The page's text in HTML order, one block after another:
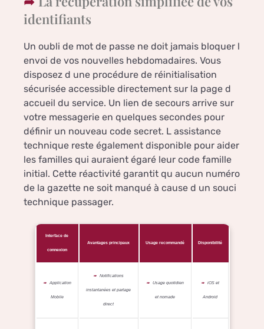
identifiants
Un oubli de mot de passe ne doit jamais bloquer l
envoi de vos nouvelles hebdomadaires. Vous
disposez d une procédure de réinitialisation
sécurisée accessible directement sur la page d
accueil du service. Un lien de secours arrive sur
votre messagerie en quelques secondes pour
définir un nouveau code secret. L assistance
technique reste également disponible pour aider
les familles qui auraient égaré leur code famille
initial. Cette réactivité garantit qu aucun numéro
de la gazette ne soit manqué à cause d un souci
technique passager.
Interface de
connexion
Avantages principaux Usage recommandé Disponibilité
Application
Mobile
Notifications
instantanées et partage
direct
Usage quotidien
et nomade
iOS et
Android